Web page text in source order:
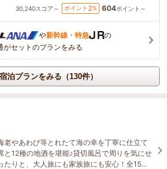
30,240スコア～ ポイント 2% 604ポイント～
や新幹線・特急
の
がセットのプランをみる
泊プランをみる（130件）
老やあわび等とれたて海の幸を丁寧に仕立て
と12種の地酒を堪能♪貸切風呂で周りを気にせ
たりと、大人旅にも家族旅にも安心！全15室